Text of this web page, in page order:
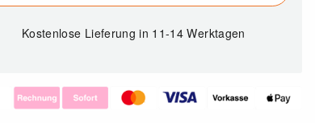
Kostenlose Lieferungin 11-14 Werktagen